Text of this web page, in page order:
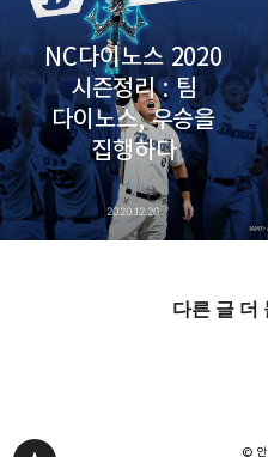
NC다이노스 2020
시즌정리 : 팀
다이노스, 우승을
집행하다
2020.12.20
다른 글 더
© 안